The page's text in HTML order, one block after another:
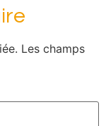
Les champs